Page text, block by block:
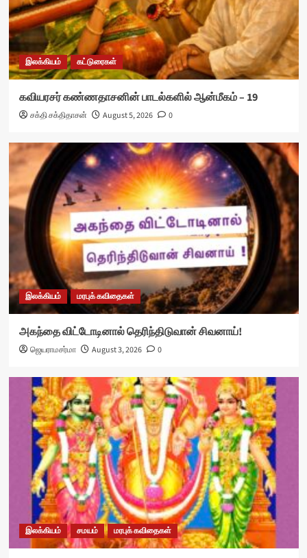
இலக்கியம் கட்டுரைகள்
கவியரசர் கண்ணதாசனின் பாடல்களில் ஆன்மீகம் – 19
சக்தி சக்திதாசன் August 5, 2026 0
இலக்கியம் மரபுக் கவிதைகள்
அகந்தை விட்டோடினால் தெரிந்திடுவான் சிவனாய்!
ஜெயராமசர்மா August 3, 2026 0
இலக்கியம் சமயம் மரபுக் கவிதைகள்